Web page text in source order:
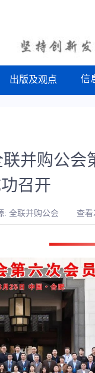
出版及观点 信
并购公会
召开
: 全联并购公会 查看